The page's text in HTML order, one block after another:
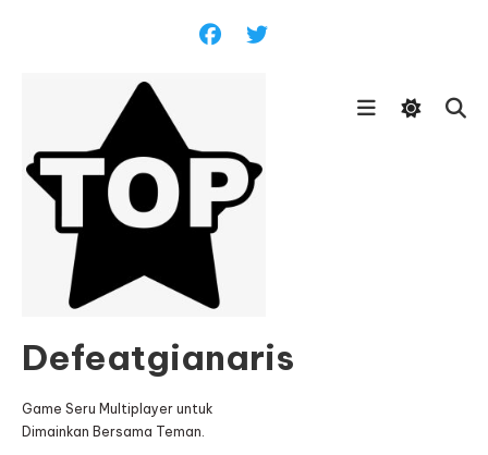
Defeatgianaris
Game Seru Multiplayer untuk
Dimainkan Bersama Teman.